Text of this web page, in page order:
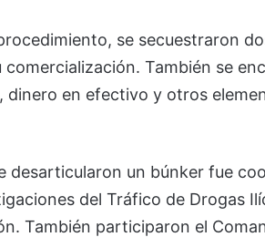
se secuestraron
También se
dinero en efectivo y otros
desarticularon un búnker fue
del Tráfico de Drogas
También participaron el